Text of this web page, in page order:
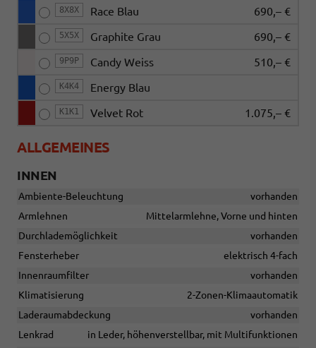
8X8X Race Blau 690,– €
5X5X Graphite Grau 690,– €
9P9P Candy Weiss 510,– €
K4K4 Energy Blau
K1K1 Velvet Rot 1.075,– €
ALLGEMEINES
INNEN
Ambiente-Beleuchtung
vorhanden
Armlehnen
Mittelarmlehne, Vorne und hinten
Durchlademöglichkeit
vorhanden
Fensterheber
elektrisch 4-fach
Innenraumfilter
vorhanden
Klimatisierung
2-Zonen-Klimaautomatik
Laderaumabdeckung
vorhanden
Lenkrad
in Leder, höhenverstellbar, mit Multifunktionen